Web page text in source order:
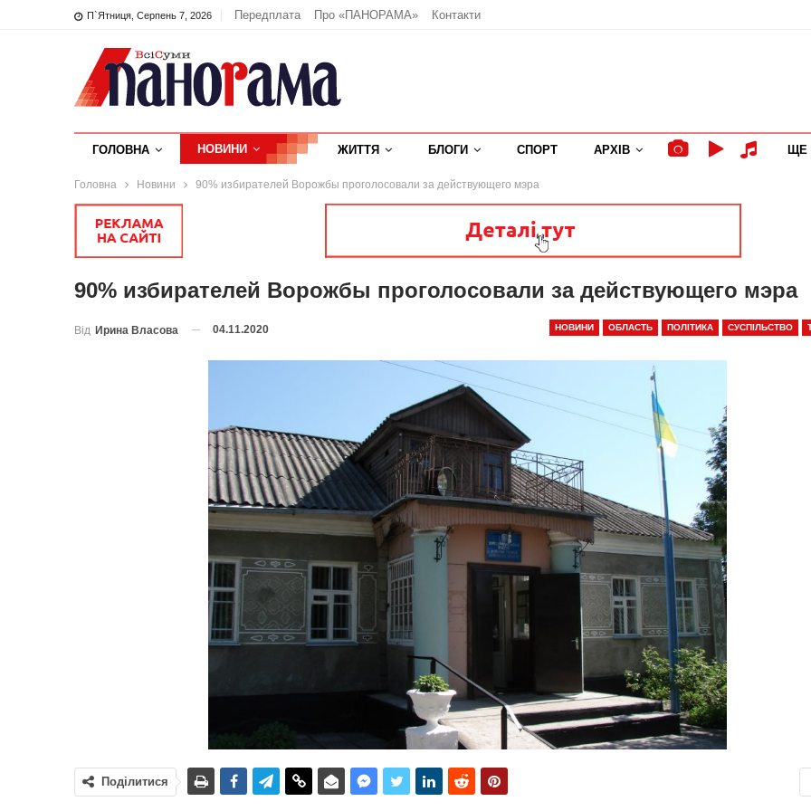
П`ятниця, Серпень 7, 2026 Передплата Про «ПАНОРАМА» Контакти
ГОЛОВНА НОВИНИ ЖИТТЯ БЛОГИ СПОРТ АРХІВ ЩЕ
Головна Новини 90% избирателей Ворожбы проголосовали за действующего мэра
90% избирателей Ворожбы проголосовали за действующего мэра
НОВИНИ ОБЛАСТЬ ПОЛІТИКА СУСПІЛЬСТВО
Від Ирина Власова 04.11.2020
Поділитися